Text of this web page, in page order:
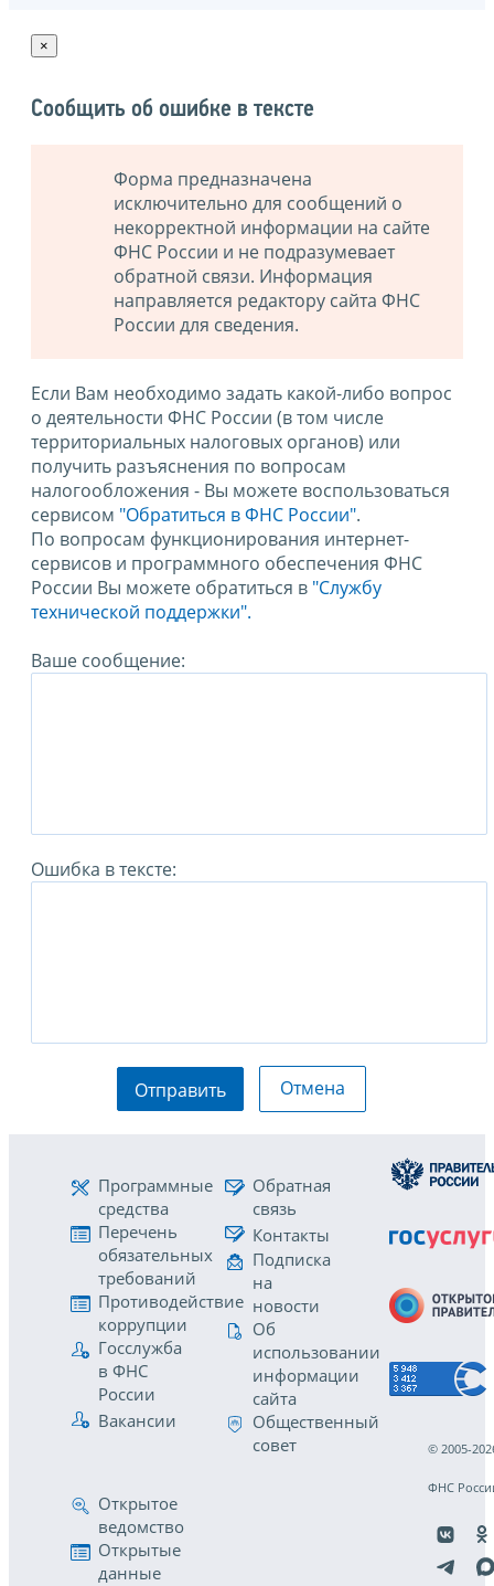
×
Сообщить об ошибке в тексте
Форма предназначена
исключительно для сообщений о
некорректной информации на сайте
ФНС России и не подразумевает
обратной связи. Информация
направляется редактору сайта ФНС
России для сведения.
Если Вам необходимо задать какой-либо вопрос
о деятельности ФНС России (в том числе
территориальных налоговых органов) или
получить разъяснения по вопросам
налогообложения - Вы можете воспользоваться
сервисом "Обратиться в ФНС России".
По вопросам функционирования интернет-
сервисов и программного обеспечения ФНС
России Вы можете обратиться в "Службу
технической поддержки".
Ваше сообщение:
Ошибка в тексте:
Отправить Отмена
Программные
средства
Перечень
обязательных
требований
Противодействие
коррупции
Госслужба
в ФНС
России
Вакансии
Обратная
связь
Контакты
Подписка
на
новости
Об
использовании
информации
сайта
Общественный
совет
Открытое
ведомство
Открытые
данные
© 2005-
ФНС